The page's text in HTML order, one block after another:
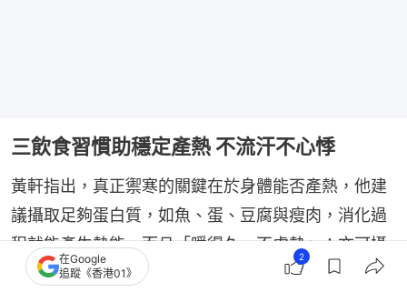
三飲食習慣助穩定產熱 不流汗不心悸
黃軒指出，真正禦寒的關鍵在於身體能否產熱，他建
議攝取足夠蛋白質，如魚、蛋、豆腐與瘦肉，消化過
程就能產生熱能，而且「暖得久、不虛熱」；亦可攝
取適量優質脂肪，如橄欖油、堅果及魚油，讓能量穩
在Google
追蹤《香港01》
2